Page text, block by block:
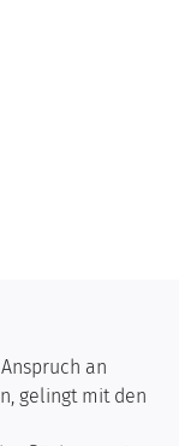
an
gelingt mit den